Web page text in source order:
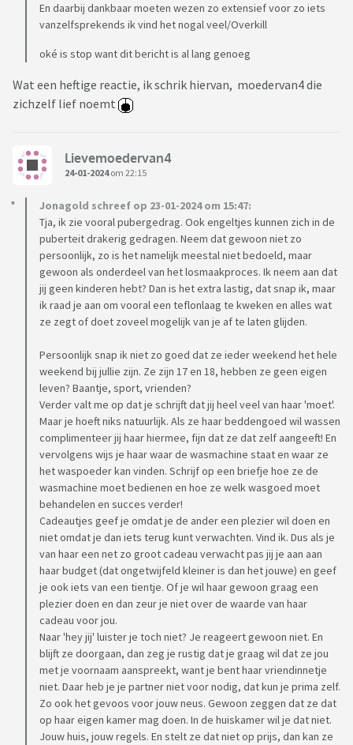
En daarbij dankbaar moeten wezen zo extensief voor zo iets
vanzelfsprekends ik vind het nogal veel/Overkill
oké is stop want dit bericht is al lang genoeg
Wat een heftige reactie, ik schrik hiervan, moedervan4 die
zichzelf lief noemt
Lievemoedervan4
24-01-2024om 22:15
Jonagold schreef op 23-01-2024 om 15:47:
Tja, ik zie vooral pubergedrag. Ook engeltjes kunnen zich in de
puberteit drakerig gedragen. Neem dat gewoon niet zo
persoonlijk, zo is het namelijk meestal niet bedoeld, maar
gewoon als onderdeel van het losmaakproces. Ik neem aan dat
jij geen kinderen hebt? Dan is het extra lastig, dat snap ik, maar
ik raad je aan om vooral een teflonlaag te kweken en alles wat
ze zegt of doet zoveel mogelijk van je af te laten glijden.
Persoonlijk snap ik niet zo goed dat ze ieder weekend het hele
weekend bij jullie zijn. Ze zijn 17 en 18, hebben ze geen eigen
leven? Baantje, sport, vrienden?
Verder valt me op dat je schrijft dat jij heel veel van haar 'moet'.
Maar je hoeft niks natuurlijk. Als ze haar beddengoed wil wassen
complimenteer jij haar hiermee, fijn dat ze dat zelf aangeeft! En
vervolgens wijs je haar waar de wasmachine staat en waar ze
het waspoeder kan vinden. Schrijf op een briefje hoe ze de
wasmachine moet bedienen en hoe ze welk wasgoed moet
behandelen en succes verder!
Cadeautjes geef je omdat je de ander een plezier wil doen en
niet omdat je dan iets terug kunt verwachten. Vind ik. Dus als je
van haar een net zo groot cadeau verwacht pas jij je aan aan
haar budget (dat ongetwijfeld kleiner is dan het jouwe) en geef
je ook iets van een tientje. Of je wil haar gewoon graag een
plezier doen en dan zeur je niet over de waarde van haar
cadeau voor jou.
Naar 'hey jij' luister je toch niet? Je reageert gewoon niet. En
blijft ze doorgaan, dan zeg je rustig dat je graag wil dat ze jou
met je voornaam aanspreekt, want je bent haar vriendinnetje
niet. Daar heb je je partner niet voor nodig, dat kun je prima zelf.
Zo ook het gevoos voor jouw neus. Gewoon zeggen dat ze dat
op haar eigen kamer mag doen. In de huiskamer wil je dat niet.
Jouw huis, jouw regels. En stelt ze dat niet op prijs, dan kan ze